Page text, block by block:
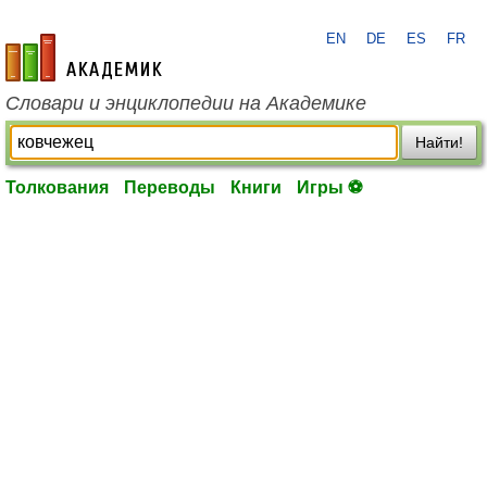
academic.ru
EN DE ES FR
Словари и энциклопедии на Академике
Найти!
Толкования Переводы Книги Игры ⚽